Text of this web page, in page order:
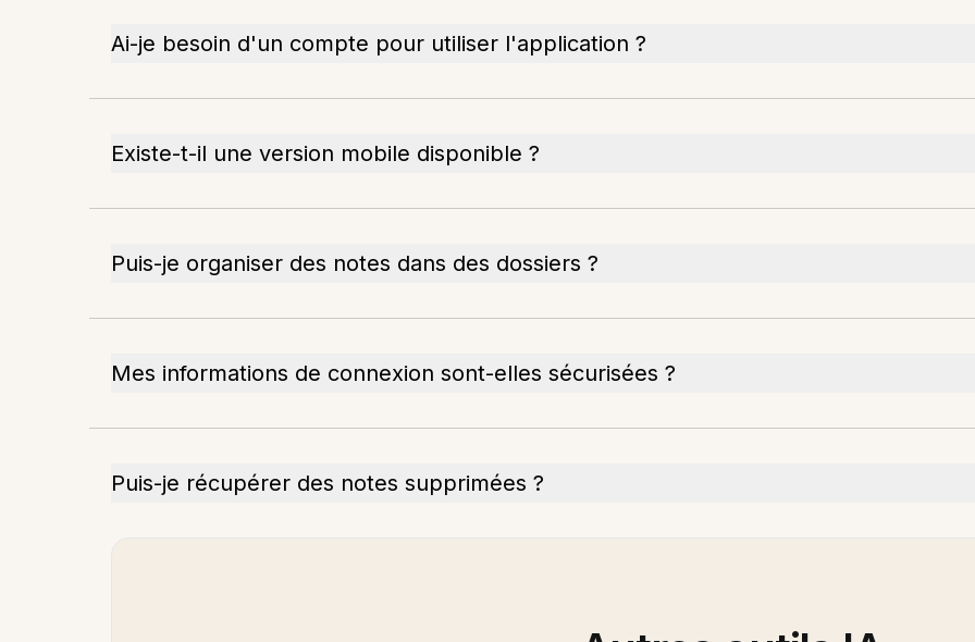
Ai-je besoin d'un compte pour utiliser l'application ?
Existe-t-il une version mobile disponible ?
Puis-je organiser des notes dans des dossiers ?
Mes informations de connexion sont-elles sécurisées ?
Puis-je récupérer des notes supprimées ?